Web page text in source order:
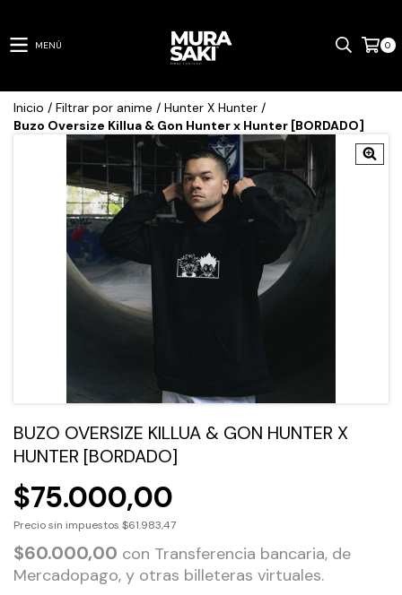
MENÚ 0
Inicio / Filtrar por anime / Hunter X Hunter /
Buzo Oversize Killua & Gon Hunter x Hunter [BORDADO]
BUZO OVERSIZE KILLUA & GON HUNTER X
HUNTER [BORDADO]
$75.000,00
Precio sin impuestos $61.983,47
$60.000,00 con Transferencia bancaria, de
Mercadopago, y otras billeteras virtuales.